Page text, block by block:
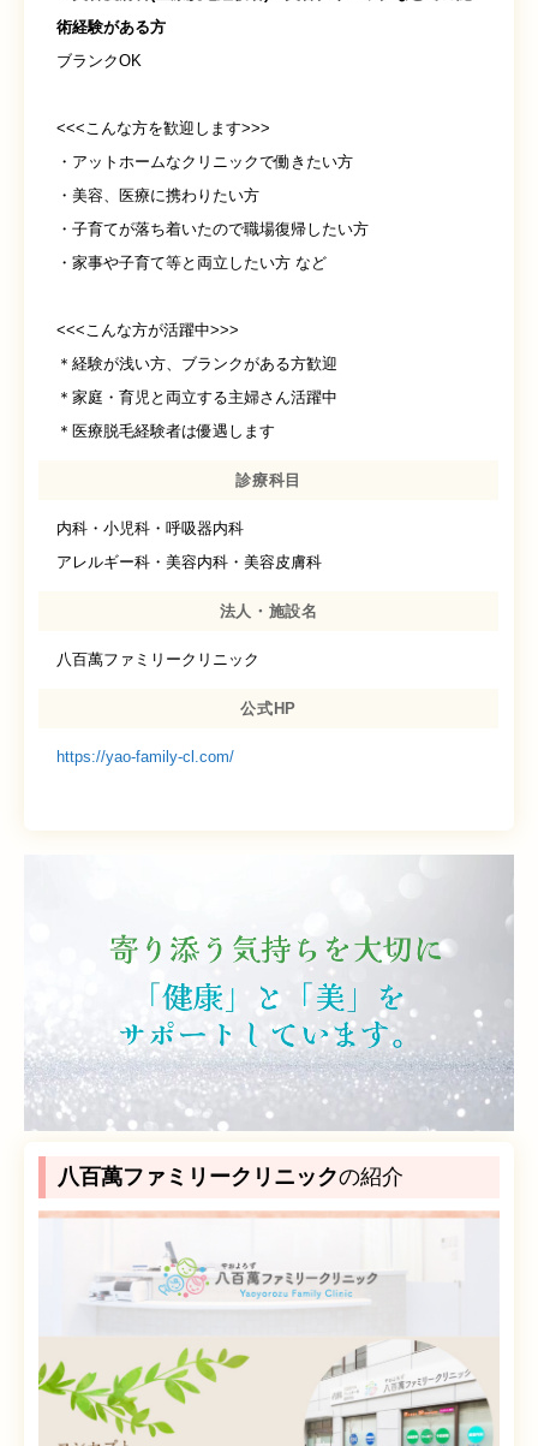
術経験がある方
ブランクOK
<<<こんな方を歓迎します>>>
・アットホームなクリニックで働きたい方
・美容、医療に携わりたい方
・子育てが落ち着いたので職場復帰したい方
・家事や子育て等と両立したい方 など
<<<こんな方が活躍中>>>
＊経験が浅い方、ブランクがある方歓迎
＊家庭・育児と両立する主婦さん活躍中
＊医療脱毛経験者は優遇します
診療科目
内科・小児科・呼吸器内科
アレルギー科・美容内科・美容皮膚科
法人・施設名
八百萬ファミリークリニック
公式HP
https://yao-family-cl.com/
八百萬ファミリークリニックの紹介